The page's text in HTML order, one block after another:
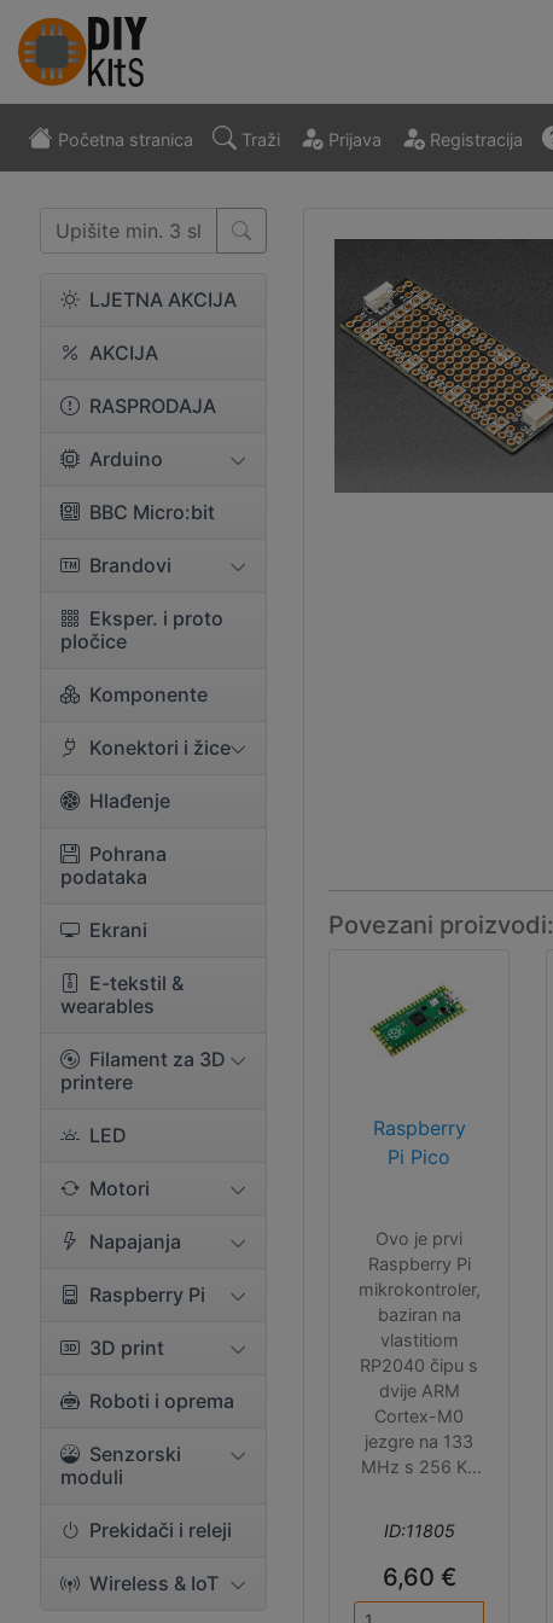
Početna stranica Traži Prijava Registracija
LJETNA AKCIJA
AKCIJA
RASPRODAJA
Arduino
BBC Micro:bit
Brandovi
Eksper. i proto
pločice
Komponente
Konektori i žice
Hlađenje
Pohrana
podataka
Ekrani
E-tekstil &
wearables
Filament za 3D
printere
LED
Motori
Napajanja
Raspberry Pi
3D print
Roboti i oprema
Senzorski
moduli
Prekidači i releji
Wireless & IoT
Povezani proizvodi:
Raspberry
Pi Pico
Ovo je prvi
Raspberry Pi
mikrokontroler,
baziran na
vlastitiom
RP2040 čipu s
dvije ARM
Cortex-M0
jezgre na 133
MHz s 256 KB
memorije, 26
GPIO pinova i
velikim brojem
komunikacijskih
ID:11805
6,60 €